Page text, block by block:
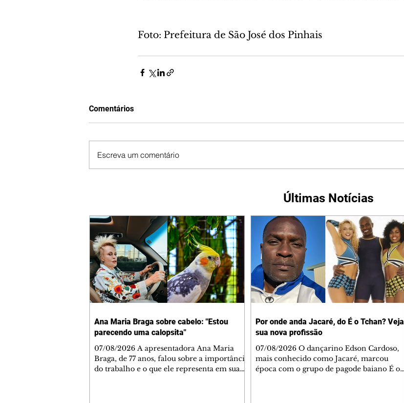
Foto: Prefeitura de São José dos Pinhais
Comentários
Escreva um comentário
Últimas Notícias
Ana Maria Braga sobre cabelo: "Estou
parecendo uma calopsita"
07/08/2026 A apresentadora Ana Maria
Braga, de 77 anos, falou sobre a importância
do trabalho e o que ele representa em sua
Por onde anda Jacaré, do É o Tchan? Veja
sua nova profissão
07/08/2026 O dançarino Edson Cardoso,
mais conhecido como Jacaré, marcou
época com o grupo de pagode baiano É o